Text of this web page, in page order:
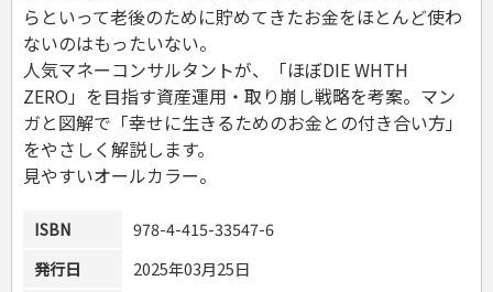
らといって老後のために貯めてきたお金をほとんど使わ
ないのはもったいない。
人気マネーコンサルタントが、「ほぼDIE WHTH
ZERO」を目指す資産運用・取り崩し戦略を考案。マン
ガと図解で「幸せに生きるためのお金との付き合い方」
をやさしく解説します。
見やすいオールカラー。
ISBN
978-4-415-33547-6
発行日
2025年03月25日